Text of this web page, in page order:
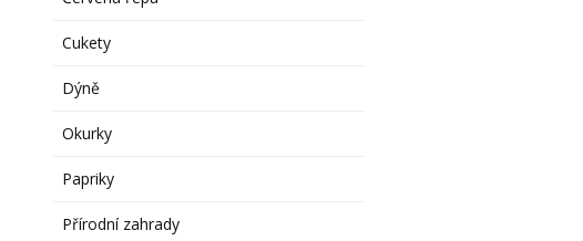
Cukety
Dýně
Okurky
Papriky
Přírodní zahrady